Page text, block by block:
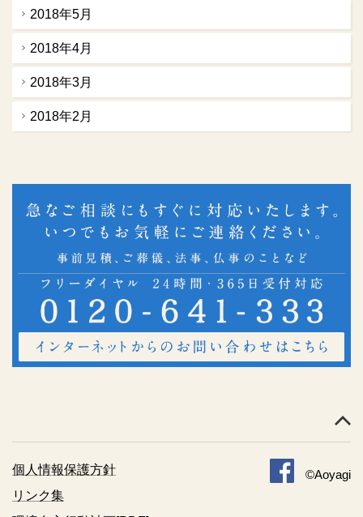
2018年5月
2018年4月
2018年3月
2018年2月
個人情報保護方針
リンク集
©Aoyagi